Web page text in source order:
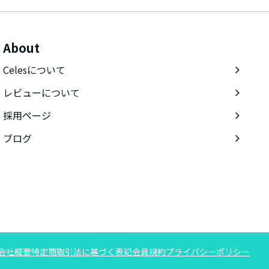
About
Celesについて
レビューについて
採用ページ
ブログ
社概要特定商取引法に基づく表記会員規約プライバシーポリシー